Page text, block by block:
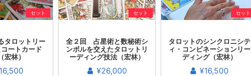
セット
タロットリー
ートカード
宏林）
セット
全２回 占星術と数秘術シ
ンボルを交えたタロットリ
ーディング技法（宏林）
¥26,000
セット
タロットのシンクロニシテ
ィ・コンビネーションリー
ディング（宏林）
¥16,500